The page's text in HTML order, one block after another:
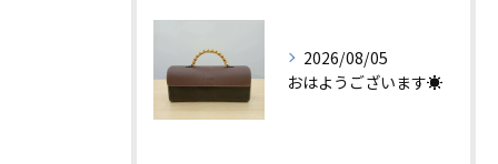
2026/08/05
おはようございます☀